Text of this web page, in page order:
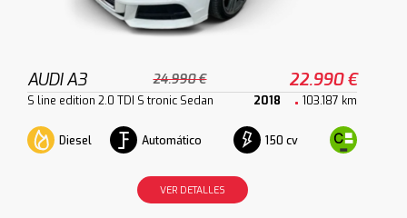
AUDI A3 24.990 € 22.990 €
S line edition 2.0 TDI S tronic Sedan 2018 103.187 km
Diesel Automático 150 cv
VER DETALLES